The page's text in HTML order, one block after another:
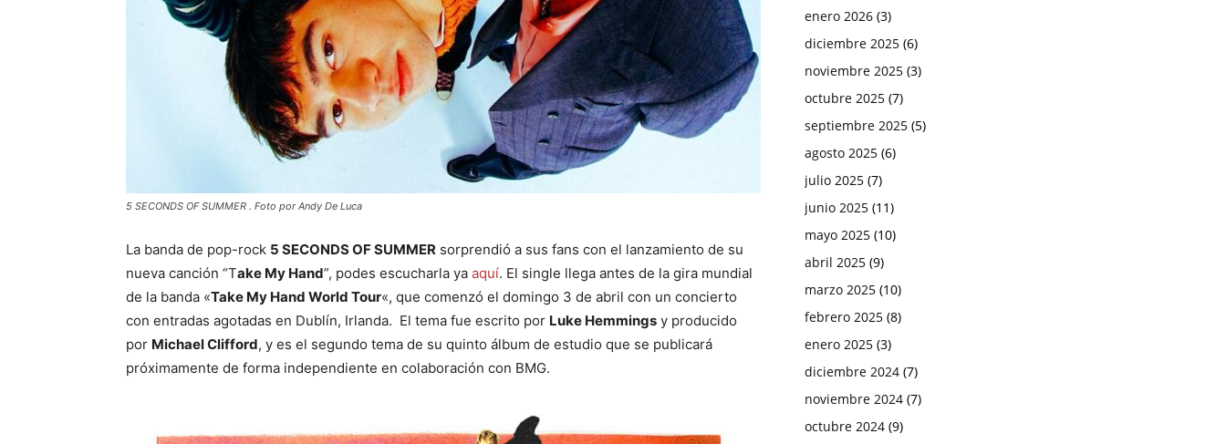
5 SECONDS OF SUMMER . Foto por Andy De Luca
La banda de pop-rock 5 SECONDS OF SUMMER sorprendió a sus fans con el lanzamiento de su
nueva canción “Take My Hand”, podes escucharla ya aquí. El single llega antes de la gira mundial
de la banda «Take My Hand World Tour«, que comenzó el domingo 3 de abril con un concierto
con entradas agotadas en Dublín, Irlanda. El tema fue escrito por Luke Hemmings y producido
por Michael Clifford, y es el segundo tema de su quinto álbum de estudio que se publicará
próximamente de forma independiente en colaboración con BMG.
enero 2026 (3)
diciembre 2025 (6)
noviembre 2025 (3)
octubre 2025 (7)
septiembre 2025 (5)
agosto 2025 (6)
julio 2025 (7)
junio 2025 (11)
mayo 2025 (10)
abril 2025 (9)
marzo 2025 (10)
febrero 2025 (8)
enero 2025 (3)
diciembre 2024 (7)
noviembre 2024 (7)
octubre 2024 (9)